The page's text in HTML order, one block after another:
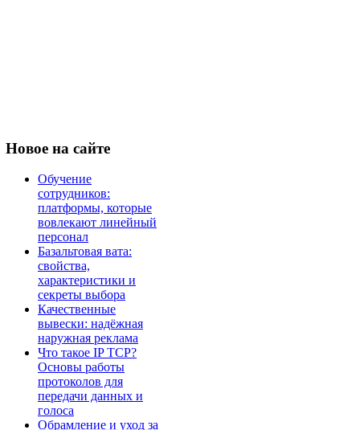
Новое на сайте
Обучение
сотрудников:
платформы, которые
вовлекают линейный
персонал
Базальтовая вата:
свойства,
характеристики и
секреты выбора
Качественные
вывески: надёжная
наружная реклама
Что такое IP TCP?
Основы работы
протоколов для
передачи данных и
голоса
Обрамление и уход за